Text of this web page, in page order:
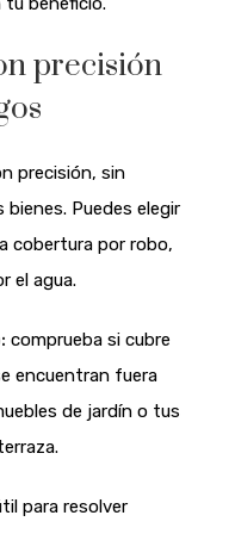
precisión
precisión, sin
Puedes elegir
cobertura por robo,
el agua.
comprueba si cubre
encuentran fuera
de jardín o tus
para resolver